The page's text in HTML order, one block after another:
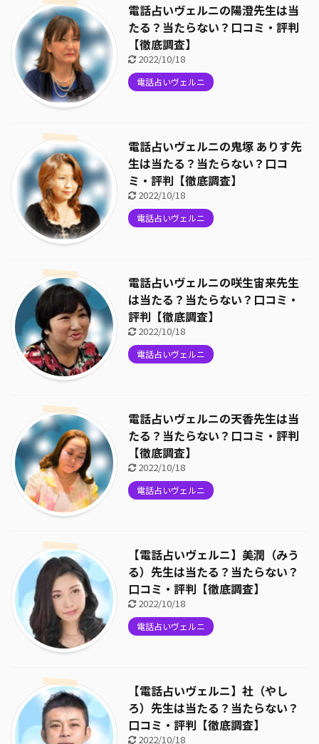
電話占いヴェルニの陽澄先生は当
たる？当たらない？口コミ・評判
【徹底調査】
2022/10/18
電話占いヴェルニ
電話占いヴェルニの鬼塚 ありす先
生は当たる？当たらない？口コ
ミ・評判【徹底調査】
2022/10/18
電話占いヴェルニ
電話占いヴェルニの咲生宙来先生
は当たる？当たらない？口コミ・
評判【徹底調査】
2022/10/18
電話占いヴェルニ
電話占いヴェルニの天香先生は当
たる？当たらない？口コミ・評判
【徹底調査】
2022/10/18
電話占いヴェルニ
【電話占いヴェルニ】美潤（みう
る）先生は当たる？当たらない？
口コミ・評判【徹底調査】
2022/10/18
電話占いヴェルニ
【電話占いヴェルニ】社（やし
ろ）先生は当たる？当たらない？
口コミ・評判【徹底調査】
2022/10/18